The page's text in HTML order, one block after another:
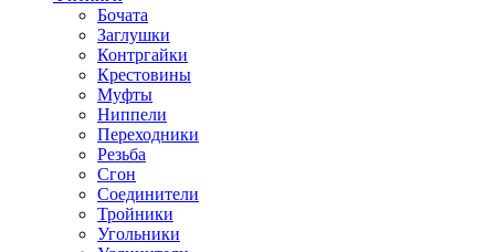
Бочата
Заглушки
Контргайки
Крестовины
Муфты
Ниппели
Переходники
Резьба
Сгон
Соединители
Тройники
Угольники